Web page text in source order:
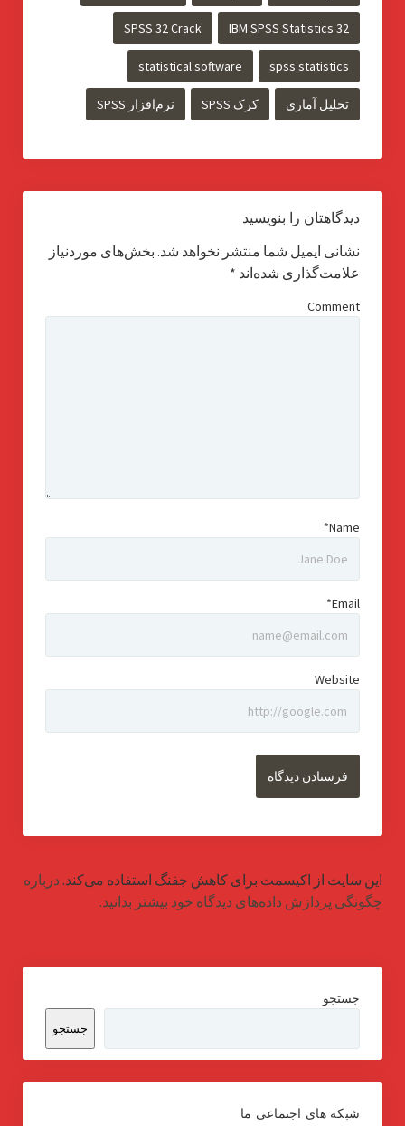
IBM SPSS Statistics 32
SPSS 32 Crack
spss statistics
statistical software
تحلیل آماری کرک SPSS نرم‌افزار SPSS
دیدگاهتان را بنویسید
نشانی ایمیل شما منتشر نخواهد شد. بخش‌های موردنیاز
علامت‌گذاری شده‌اند *
Comment
Name*
Email*
Website
این سایت از اکیسمت برای کاهش جفنگ استفاده می‌کند. درباره
چگونگی پردازش داده‌های دیدگاه خود بیشتر بدانید.
جستجو
جستجو
شبکه های اجتماعی ما